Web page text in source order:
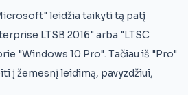
leidžia taikyti tą patį
LTSB 2016" arba "LTSC
"Windows 10 Pro". Tačiau iš "Pro"
į žemesnį leidimą, pavyzdžiui,